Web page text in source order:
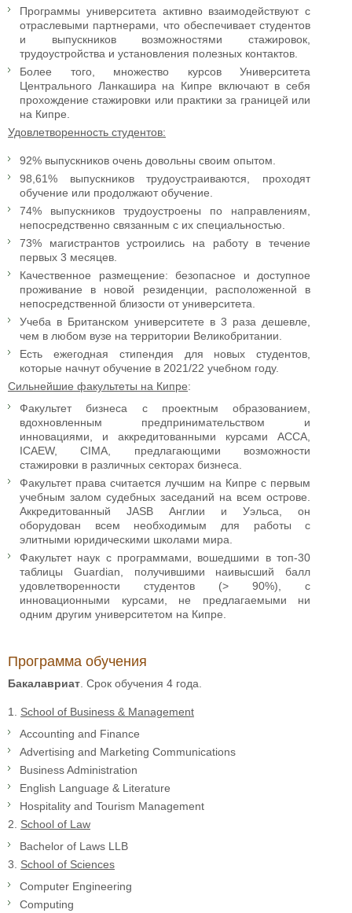
Программы университета активно взаимодействуют с
отраслевыми партнерами, что обеспечивает студентов
и выпускников возможностями стажировок,
трудоустройства и установления полезных контактов.
Более того, множество курсов Университета
Центрального Ланкашира на Кипре включают в себя
прохождение стажировки или практики за границей или
на Кипре.
Удовлетворенность студентов:
92% выпускников очень довольны своим опытом.
98,61% выпускников трудоустраиваются, проходят
обучение или продолжают обучение.
74% выпускников трудоустроены по направлениям,
непосредственно связанным с их специальностью.
73% магистрантов устроились на работу в течение
первых 3 месяцев.
Качественное размещение: безопасное и доступное
проживание в новой резиденции, расположенной в
непосредственной близости от университета.
Учеба в Британском университете в 3 раза дешевле,
чем в любом вузе на территории Великобритании.
Есть ежегодная стипендия для новых студентов,
которые начнут обучение в 2021/22 учебном году.
Сильнейшие факультеты на Кипре:
Факультет бизнеса с проектным образованием,
вдохновленным предпринимательством и
инновациями, и аккредитованными курсами ACCA,
ICAEW, CIMA, предлагающими возможности
стажировки в различных секторах бизнеса.
Факультет права считается лучшим на Кипре с первым
учебным залом судебных заседаний на всем острове.
Аккредитованный JASB Англии и Уэльса, он
оборудован всем необходимым для работы с
элитными юридическими школами мира.
Факультет наук с программами, вошедшими в топ-30
таблицы Guardian, получившими наивысший балл
удовлетворенности студентов (> 90%), с
инновационными курсами, не предлагаемыми ни
одним другим университетом на Кипре.
Программа обучения
Бакалавриат . Срок обучения 4 года.
1. School of Business & Management
Accounting and Finance
Advertising and Marketing Communications
Business Administration
English Language & Literature
Hospitality and Tourism Management
2. School of Law
Bachelor of Laws LLB
3. School of Sciences
Computer Engineering
Computing